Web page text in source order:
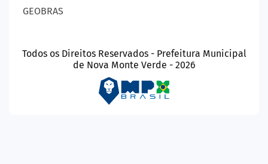
GEOBRAS
Todos os Direitos Reservados - Prefeitura Municipal
de Nova Monte Verde - 2026